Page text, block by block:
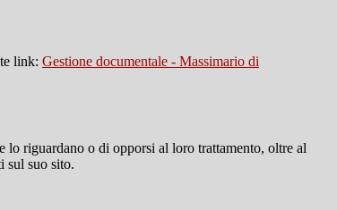
link: Gestione documentale - Massimario di
lo riguardano o di opporsi al loro trattamento, oltre al
sul suo sito.